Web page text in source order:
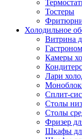
Тостеры
Холодильное
Витрина
Камеры
Лари
Сплит-
Столы
Столы
Фризер
Шкафы